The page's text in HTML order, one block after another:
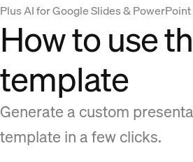
Plus AI for Google Slides & PowerPoint
How to use
template
Generate a custom
template in a few clicks.